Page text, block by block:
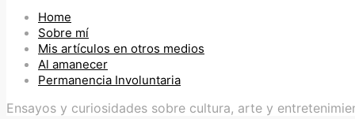
Home
Sobre mí
Mis artículos en otros medios
Al amanecer
Permanencia Involuntaria
Ensayos y curiosidades sobre cultura, arte y